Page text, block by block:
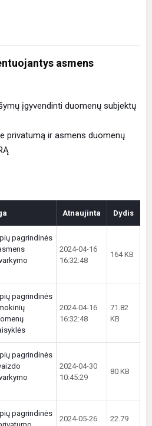
asmens
įgyvendinti duomenų subjektų
privatumą ir asmens duomenų
Atnaujinta Dydis
pagrindinės
2024-04-16
16:32:48
164 KB
pagrindinės
2024-04-16
16:32:48
71.82
KB
pagrindinės
2024-04-30
10:45:29
80 KB
pagrindinės
2024-05-26
22.79